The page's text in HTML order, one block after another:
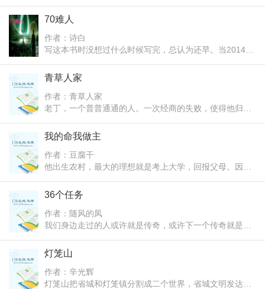
痛快。你可千万不要误会，刘忙其实一点也不流氓，顶多
职、跳槽，到现在的自主创业，每一步都是他自己做出的
选择，同时也是这个世界教会了他如何自己做出最正确的
选择。现在是一家幼儿硬笔书法培训班、一家中型自主超
市、一家社区面馆、一家大学城食堂窗口、一家水果拼盘
主题店、一家特意花店的BOSS。俗话说字如其人、名不
虚传，平时刘忙真的很忙。刘忙现在每天都会往来于他的
六家店之间，用他朋友的的话说就是“非常六家一”。读读
70难人
作者：诗白
写这本书时没想过什么时候写完，总认为还早。当2014年
是，在我40岁将要到来时，我要完成她。
青草人家
作者：青草人家
老丁，一个普普通通的人。一次经商的失败，使得他归隐
心打造自己的梦想生活。
我的命我做主
作者：豆腐干
他出生农村，最大的理想就是考上大学，回报父母。因成
女如云。。看一个平凡少年如何成为一个叱咤风云，呼风
36个任务
作者：随风的凤
我们身边走过的人或许就是传奇，或许下一个传奇就是他
凡地活着！
灯笼山
作者：辛光辉
灯笼山把省城和灯笼镇分割成二个世界，省城文明发达，